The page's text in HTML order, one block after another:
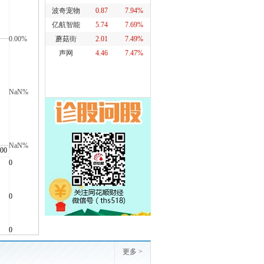
波奇宠物
0.87
7.94%
亿航智能
5.74
7.69%
蘑菇街
2.01
7.49%
声网
4.46 7.47%
更多 >